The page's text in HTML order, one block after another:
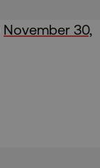
November 30,